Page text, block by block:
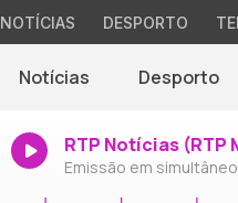
NOTÍCIAS DESPORTO
Notícias Desporto
RTP Notícias (RTP
Emissão em